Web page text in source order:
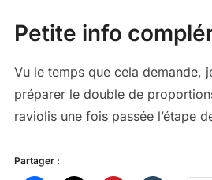
Petite info
Vu le temps que cela demande,
préparer le double de
raviolis une fois passée l’étape
Partager :